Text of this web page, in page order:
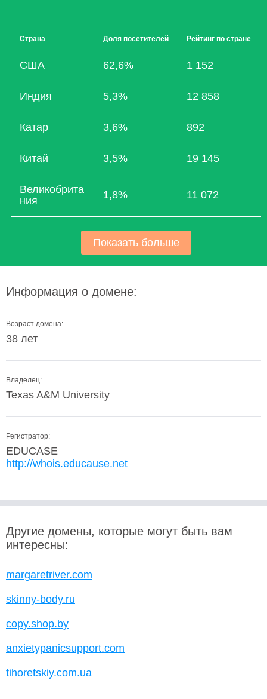
Страна Доля посетителей Рейтинг по стране
США 62,6% 1 152
Индия 5,3% 12 858
Катар 3,6% 892
Китай 3,5% 19 145
Великобрита
ния
1,8% 11 072
Показать больше
Информация о домене:
Возраст домена:
38 лет
Владелец:
Texas A&M University
Регистратор:
EDUCASE
http://whois.educause.net
Другие домены, которые могут быть вам
интересны:
margaretriver.com
skinny-body.ru
copy.shop.by
anxietypanicsupport.com
tihoretskiy.com.ua